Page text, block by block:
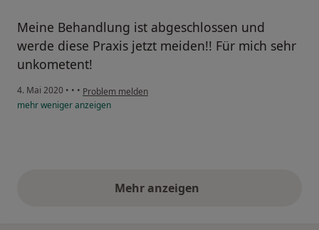
Meine Behandlung ist abgeschlossen und
werde diese Praxis jetzt meiden!! Für mich sehr
unkometent!
4. Mai 2020 • • • Problem melden
mehrwenigeranzeigen
Mehr anzeigenobige Stellungnahmen